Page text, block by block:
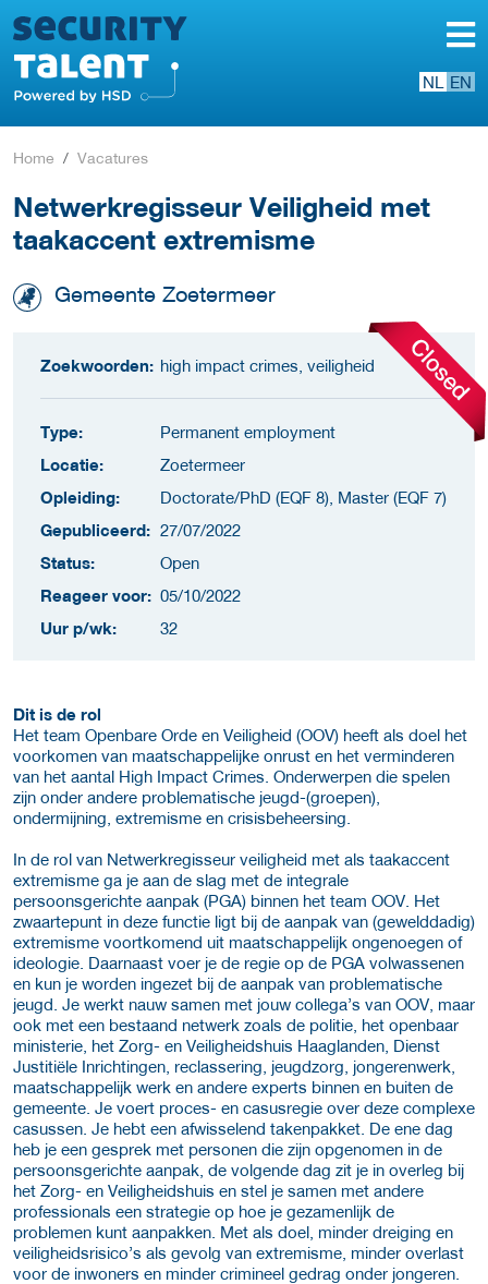
NL EN
Home Vacatures
Netwerkregisseur Veiligheid met
taakaccent extremisme
Gemeente Zoetermeer
Zoekwoorden: high impact crimes, veiligheid
Type:
Permanent employment
Locatie:
Zoetermeer
Opleiding:
Doctorate/PhD (EQF 8), Master (EQF 7)
Gepubliceerd: 27/07/2022
Status:
Open
Reageer voor: 05/10/2022
Uur p/wk:
32
Dit is de rol
Het team Openbare Orde en Veiligheid (OOV) heeft als doel het
voorkomen van maatschappelijke onrust en het verminderen
van het aantal High Impact Crimes. Onderwerpen die spelen
zijn onder andere problematische jeugd-(groepen),
ondermijning, extremisme en crisisbeheersing.
In de rol van Netwerkregisseur veiligheid met als taakaccent
extremisme ga je aan de slag met de integrale
persoonsgerichte aanpak (PGA) binnen het team OOV. Het
zwaartepunt in deze functie ligt bij de aanpak van (gewelddadig)
extremisme voortkomend uit maatschappelijk ongenoegen of
ideologie. Daarnaast voer je de regie op de PGA volwassenen
en kun je worden ingezet bij de aanpak van problematische
jeugd. Je werkt nauw samen met jouw collega’s van OOV, maar
ook met een bestaand netwerk zoals de politie, het openbaar
ministerie, het Zorg- en Veiligheidshuis Haaglanden, Dienst
Justitiële Inrichtingen, reclassering, jeugdzorg, jongerenwerk,
maatschappelijk werk en andere experts binnen en buiten de
gemeente. Je voert proces- en casusregie over deze complexe
casussen. Je hebt een afwisselend takenpakket. De ene dag
heb je een gesprek met personen die zijn opgenomen in de
persoonsgerichte aanpak, de volgende dag zit je in overleg bij
het Zorg- en Veiligheidshuis en stel je samen met andere
professionals een strategie op hoe je gezamenlijk de
problemen kunt aanpakken. Met als doel, minder dreiging en
veiligheidsrisico’s als gevolg van extremisme, minder overlast
voor de inwoners en minder crimineel gedrag onder jongeren.